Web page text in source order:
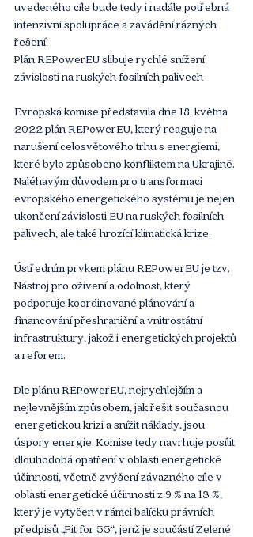
uvedeného cíle bude tedy i nadále potřebná
intenzivní spolupráce a zavádění rázných
řešení.
Plán REPowerEU slibuje rychlé snížení
závislosti na ruských fosilních palivech
Evropská komise představila dne 18. května
2022 plán REPowerEU, který reaguje na
narušení celosvětového trhu s energiemi,
které bylo způsobeno konfliktem na Ukrajině.
Naléhavým důvodem pro transformaci
evropského energetického systému je nejen
ukončení závislosti EU na ruských fosilních
palivech, ale také hrozící klimatická krize.
Ústředním prvkem plánu REPowerEU je tzv.
Nástroj pro oživení a odolnost, který
podporuje koordinované plánování a
financování přeshraniční a vnitrostátní
infrastruktury, jakož i energetických projektů
a reforem.
Dle plánu REPowerEU, nejrychlejším a
nejlevnějším způsobem, jak řešit současnou
energetickou krizi a snížit náklady, jsou
úspory energie. Komise tedy navrhuje posílit
dlouhodobá opatření v oblasti energetické
účinnosti, včetně zvýšení závazného cíle v
oblasti energetické účinnosti z 9 % na 13 %,
který je vytyčen v rámci balíčku právních
předpisů „Fit for 55“, jenž je součástí Zelené